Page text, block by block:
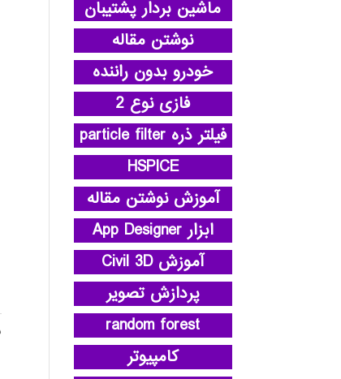
ماشین بردار پشتیبان
نوشتن مقاله
خودرو بدون راننده
فازی نوع 2
فیلتر ذره particle filter
HSPICE
آموزش نوشتن مقاله
ابزار App Designer
آموزش Civil 3D
پردازش تصویر
random forest
کامپیوتر